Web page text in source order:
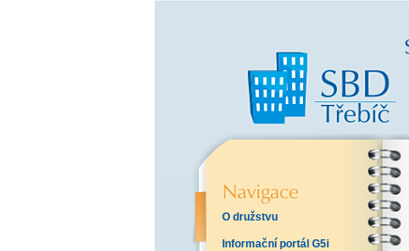
O družstvu
Informační portál G5i